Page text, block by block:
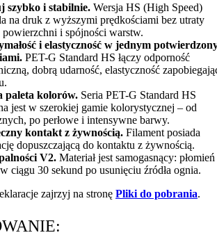
szybko i stabilnie. Wersja HS (High Speed)
na druk z wyższymi prędkościami bez utraty
powierzchni i spójności warstw.
i elastyczność w jednym
PET-G Standard HS łączy odporność
dobrą udarność, elastyczność
paleta kolorów. Seria PET-G Standard HS
jest w szerokiej gamie kolorystycznej – od
po perłowe i intensywne barwy.
kontakt z żywnością. Filament posiada
dopuszczającą do kontaktu z żywnością.
V2. Materiał jest samogasnący: płomień
ciągu 30 sekund po usunięciu źródła ognia.
zajrzyj na stronę Pliki do pobrania.
: